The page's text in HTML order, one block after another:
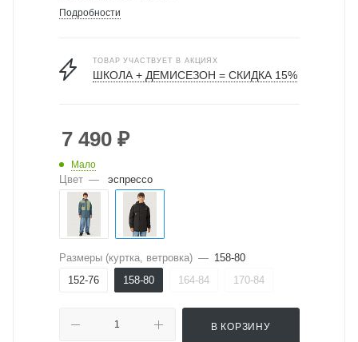
Подробности
ТОВАР УЧАСТВУЕТ В АКЦИЯХ
ШКОЛА + ДЕМИСЕЗОН = СКИДКА 15%
7 490₽
Мало
Цвет — эспрессо
Размеры (куртка, ветровка) — 158-80
152-76
158-80 164-84 170-84
В КОРЗИНУ